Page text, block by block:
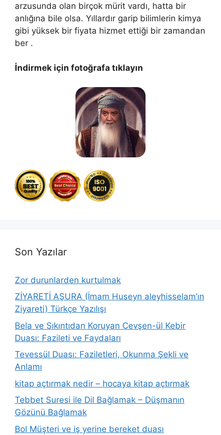
arzusunda olan birçok mürit vardı, hatta bir
anlığına bile olsa. Yıllardır garip bilimlerin kimya
gibi yüksek bir fiyata hizmet ettiği bir zamandan
ber .
İndirmek için fotoğrafa tıklayın
Son Yazılar
Zor durunlarden kurtulmak
ZİYARETİ AŞURA (İmam Huseyn aleyhisselam’ın
Ziyareti) Türkçe Yazılışı
Bela ve Sıkıntıdan Koruyan Cevşen-ül Kebir
Duası: Fazileti ve Faydaları
Tevessül Duası: Faziletleri, Okunma Şekli ve
Anlamı
kitap açtırmak nedir – hocaya kitap açtırmak
Tebbet Suresi ile Dil Bağlamak – Düşmanın
Gözünü Bağlamak
Bol Müşteri ve iş yerine bereket duası